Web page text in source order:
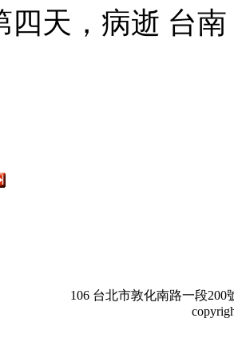
四天，病逝 台
106 台北市敦化南路一段200